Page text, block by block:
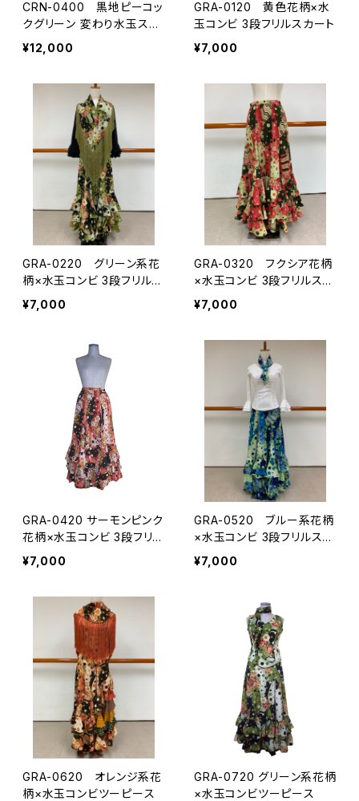
CRN-0400 黒地ピーコッ
クグリーン 変わり水玉スカ
ート
¥12,000
GRA-0120 黄色花柄×水
玉コンビ 3段フリルスカート
¥7,000
GRA-0220 グリーン系花
柄×水玉コンビ 3段フリルス
カート
¥7,000
GRA-0320 フクシア花柄
×水玉コンビ 3段フリルスカ
ート
¥7,000
GRA-0420 サーモンピンク
花柄×水玉コンビ 3段フリル
スカート
¥7,000
GRA-0520 ブルー系花柄
×水玉コンビ 3段フリルスカ
ート
¥7,000
GRA-0620 オレンジ系花
柄×水玉コンビツーピース
GRA-0720 グリーン系花柄
×水玉コンビツーピース